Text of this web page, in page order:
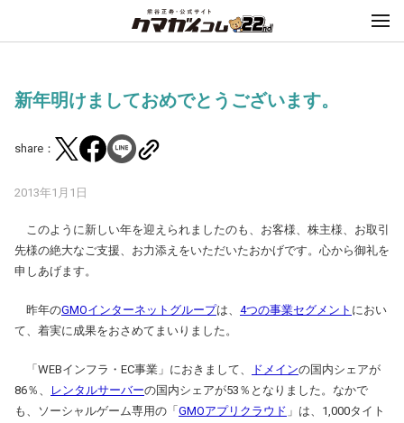
新年明けましておめでとうございます。
share：
2013年1月1日
このように新しい年を迎えられましたのも、お客様、株主様、お取引
先様の絶大なご支援、お力添えをいただいたおかげです。心から御礼を
申しあげます。
昨年のGMOインターネットグループは、 4つの事業セグメント におい
て、着実に成果をおさめてまいりました。
「WEBインフラ・EC事業」におきまして、 ドメインの国内シェアが
86％、
レンタルサーバーの国内シェアが53％となりました。なかで
も、ソーシャルゲーム専用の「 GMOアプリクラウド 」は、1,000タイト